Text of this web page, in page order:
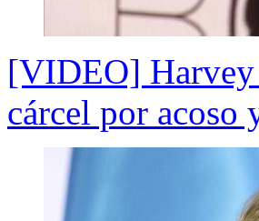
[VIDEO] Harvey
cárcel por acoso